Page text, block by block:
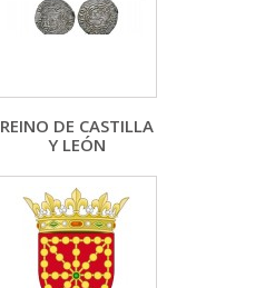
REINO DE CASTILLA
Y LEÓN